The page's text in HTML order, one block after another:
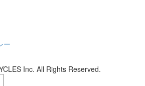
ー
Inc. All Rights Reserved.